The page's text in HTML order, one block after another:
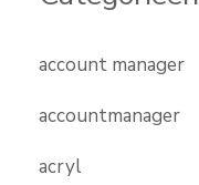
account manager
accountmanager
acryl